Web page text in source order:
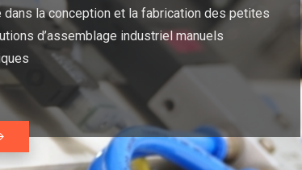
la conception et la fabrication des petites
d’assemblage industriel manuels